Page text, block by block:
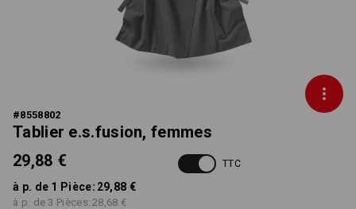
#8558802
Tablier e.s.fusion, femmes
29,88 €
TTC
à p. de 1 Pièce: 29,88 €
à p. de 3 Pièces: 28,68 €